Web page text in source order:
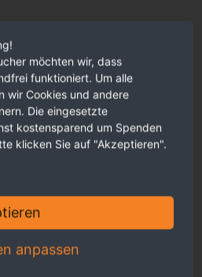
möchten wir, dass
funktioniert. Um alle
wir Cookies und andere
Die eingesetzte
kostensparend um Spenden
klicken Sie auf "Akzeptieren".
anpassen